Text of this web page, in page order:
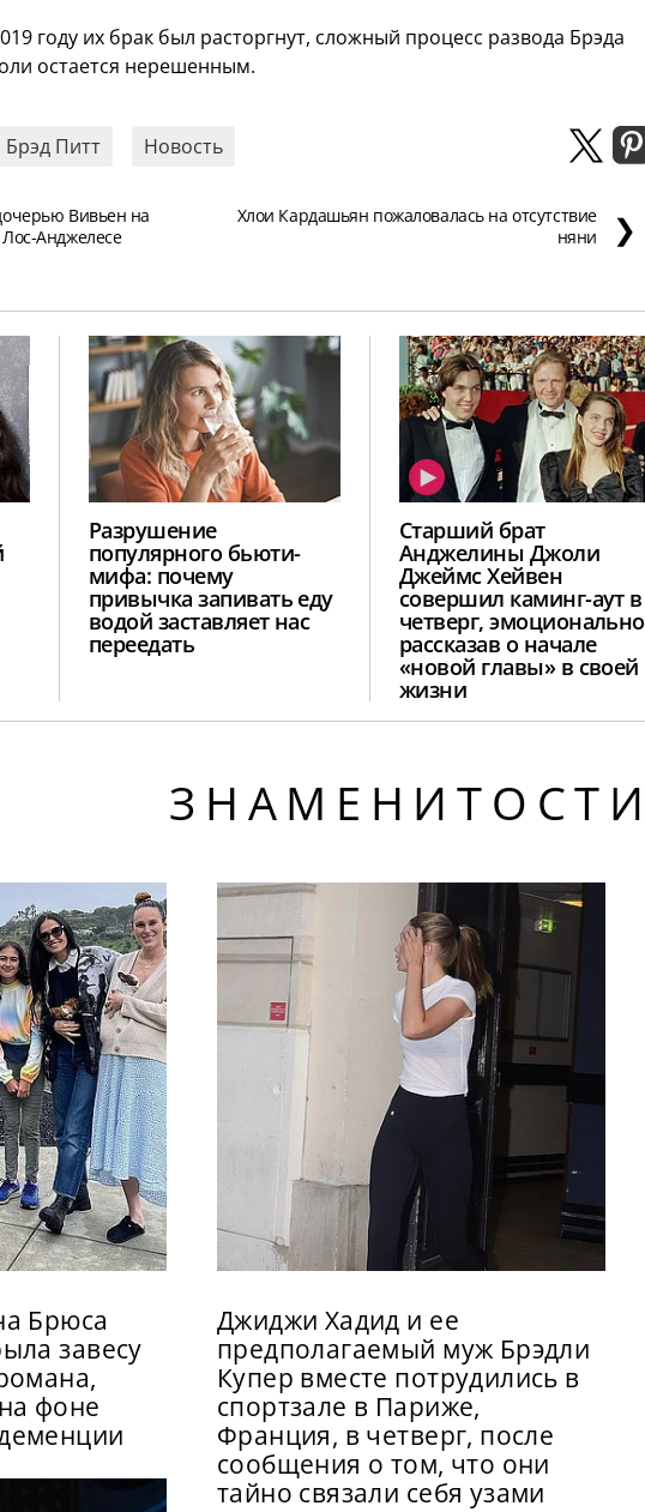
году их брак был расторгнут, сложный процесс развода Брэда
остается нерешенным.
Брэд Питт Новость
Вивьен на
Анджелесе
Хлои Кардашьян пожаловалась на отсутствие
няни
❯
Разрушение
популярного бьюти-
мифа: почему
привычка запивать еду
водой заставляет нас
переедать
Старший брат
Анджелины Джоли
Джеймс Хейвен
совершил каминг-аут в
четверг, эмоционально
рассказав о начале
«новой главы» в своей
жизни
ЗНАМЕНИТОСТИ
Брюса
завесу
фоне
Джиджи Хадид и ее
предполагаемый муж Брэдли
Купер вместе потрудились в
спортзале в Париже,
Франция, в четверг, после
сообщения о том, что они
тайно связали себя узами